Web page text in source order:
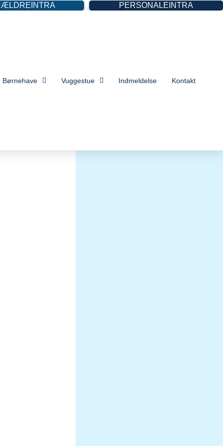
PERSONALEINTRA
Børnehave Vuggestue Indmeldelse Kontakt